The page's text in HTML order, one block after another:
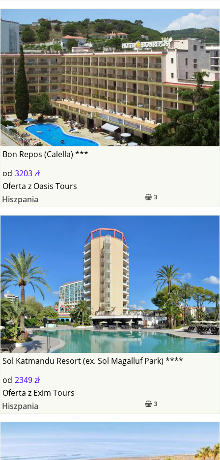
Bon Repos (Calella) ***
od 3203 zł
3
Oferta z Oasis Tours
Hiszpania
Sol Katmandu Resort (ex. Sol Magalluf Park) ****
od 2349 zł
3
Oferta z Exim Tours
Hiszpania